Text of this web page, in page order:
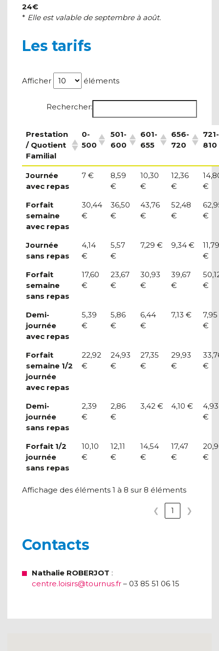
24€
* Elle est valable de septembre à août.
Les tarifs
Afficher éléments
Rechercher:
Prestation
/ Quotient
Familial
0-
500
501-
600
601-
655
656-
720
721-
810
Journée
avec repas
7 €
8,59
€
10,30
€
12,36
€
€
Forfait
semaine
avec repas
30,44
€
36,50
€
43,76
€
52,48
€
€
Journée
sans repas
4,14
€
5,57
€
7,29 € 9,34 €
11,79
€
Forfait
semaine
sans repas
17,60
€
23,67
€
30,93
€
39,67
€
€
Demi-
journée
avec repas
5,39
€
5,86
€
6,44
€
7,13 €
7,95
€
Forfait
semaine 1/2
journée
avec repas
22,92
€
24,93
€
27,35
€
29,93
€
€
Demi-
journée
sans repas
2,39
€
2,86
€
3,42 € 4,10 €
4,93
€
Forfait 1/2
journée
sans repas
10,10
€
12,11
€
14,54
€
17,47
€
€
Affichage des éléments 1 à 8 sur 8 éléments
❮ 1 ❯
Contacts
Nathalie ROBERJOT :
centre.loisirs@tournus.fr – 03 85 51 06 15